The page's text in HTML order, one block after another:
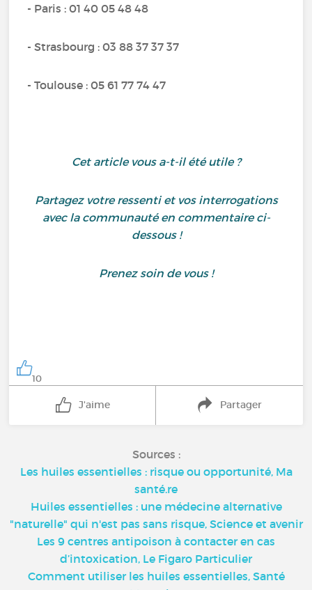
- Paris : 01 40 05 48 48
- Strasbourg : 03 88 37 37 37
- Toulouse : 05 61 77 74 47
Cet article vous a-t-il été utile ?
Partagez votre ressenti et vos interrogations
avec la communauté en commentaire ci-
dessous !
Prenez soin de vous !
10
J'aime Partager
Sources :
Les huiles essentielles : risque ou opportunité, Ma
santé.re
Huiles essentielles : une médecine alternative
"naturelle" qui n'est pas sans risque, Science et avenir
Les 9 centres antipoison à contacter en cas
d’intoxication, Le Figaro Particulier
Comment utiliser les huiles essentielles, Santé